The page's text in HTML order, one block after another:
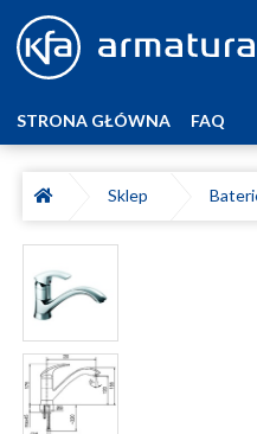
STRONA GŁÓWNA FAQ
Sklep